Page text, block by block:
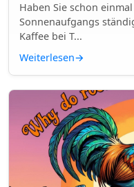
Haben Sie schon
Sonnenaufgangs
Kaffee bei T...
Weiterlesen→